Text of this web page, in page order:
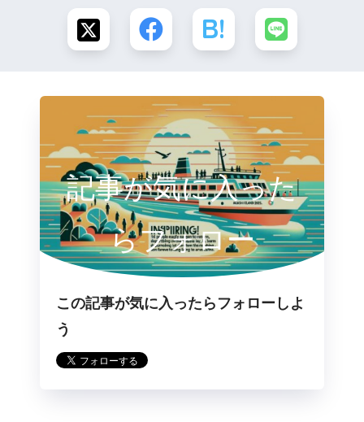
記事が気に入った
らフォロー
この記事が気に入ったらフォローしよ
う